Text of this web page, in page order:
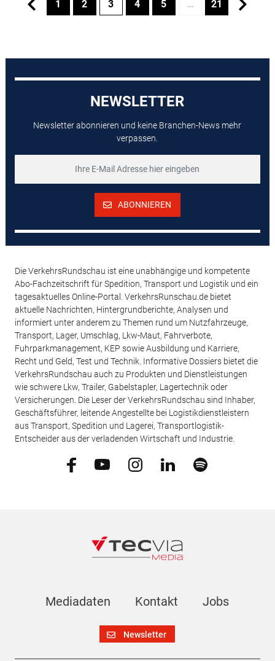
1 2 3 4 5 … 21
NEWSLETTER
Newsletter abonnieren und keine Branchen-News mehr
verpassen.
ABONNIEREN
Die VerkehrsRundschau ist eine unabhängige und kompetente
Abo-Fachzeitschrift für Spedition, Transport und Logistik und ein
tagesaktuelles Online-Portal. VerkehrsRunschau.de bietet
aktuelle Nachrichten, Hintergrundberichte, Analysen und
informiert unter anderem zu Themen rund um Nutzfahrzeuge,
Transport, Lager, Umschlag, Lkw-Maut, Fahrverbote,
Fuhrparkmanagement, KEP sowie Ausbildung und Karriere,
Recht und Geld, Test und Technik. Informative Dossiers bietet die
VerkehrsRundschau auch zu Produkten und Dienstleistungen
wie schwere Lkw, Trailer, Gabelstapler, Lagertechnik oder
Versicherungen. Die Leser der VerkehrsRundschau sind Inhaber,
Geschäftsführer, leitende Angestellte bei Logistikdienstleistern
aus Transport, Spedition und Lagerei, Transportlogistik-
Entscheider aus der verladenden Wirtschaft und Industrie.
Mediadaten Kontakt Jobs
Newsletter